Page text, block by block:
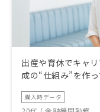
出産や育休でキャ
成の“仕組み”を作っ
購入時データ